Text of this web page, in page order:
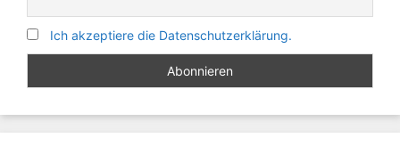
Ich akzeptiere die Datenschutzerklärung.